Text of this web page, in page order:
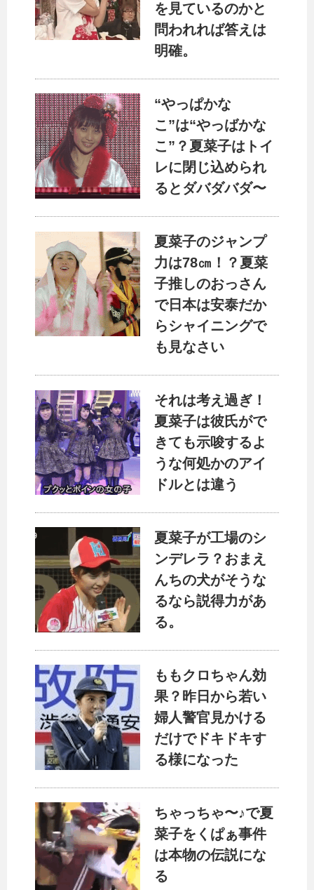
を見ているのかと
問われれば答えは
明確。
“やっぱかな
こ”は“やっばかな
こ”？夏菜子はトイ
レに閉じ込められ
るとダバダバダ〜
夏菜子のジャンプ
力は78㎝！？夏菜
子推しのおっさん
で日本は安泰だか
らシャイニングで
も見なさい
それは考え過ぎ！
夏菜子は彼氏がで
きても示唆するよ
うな何処かのアイ
ドルとは違う
夏菜子が工場のシ
ンデレラ？おまえ
んちの犬がそうな
るなら説得力があ
る。
ももクロちゃん効
果？昨日から若い
婦人警官見かける
だけでドキドキす
る様になった
ちゃっちゃ〜♪で夏
菜子をくぱぁ事件
は本物の伝説にな
る